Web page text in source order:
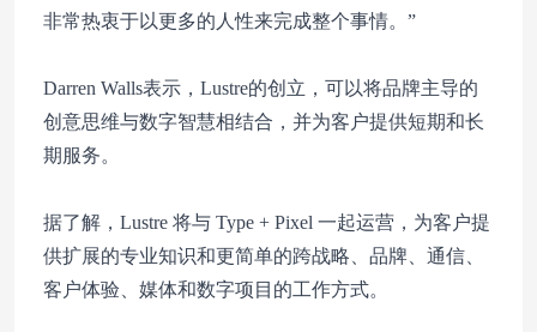
非常热衷于以更多的人性来完成整个事情。”
Darren Walls表示，Lustre的创立，可以将品牌主导的
创意思维与数字智慧相结合，并为客户提供短期和长
期服务。
据了解，Lustre 将与 Type + Pixel 一起运营，为客户提
供扩展的专业知识和更简单的跨战略、品牌、通信、
客户体验、媒体和数字项目的工作方式。